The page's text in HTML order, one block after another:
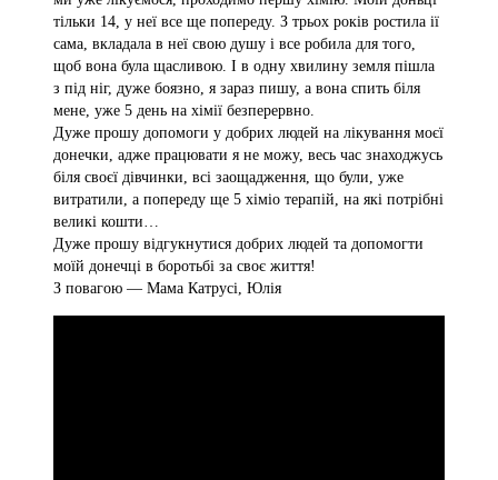
тільки 14, у неї все ще попереду. З трьох років ростила ії
сама, вкладала в неї свою душу і все робила для того,
щоб вона була щасливою. І в одну хвилину земля пішла
з під ніг, дуже боязно, я зараз пишу, а вона спить біля
мене, уже 5 день на хімії безперервно.
Дуже прошу допомоги у добрих людей на лікування моєї
донечки, адже працювати я не можу, весь час знаходжусь
біля своєї дівчинки, всі заощадження, що були, уже
витратили, а попереду ще 5 хіміо терапій, на які потрібні
великі кошти…
Дуже прошу відгукнутися добрих людей та допомогти
моїй донечці в боротьбі за своє життя!
З повагою — Мама Катрусі, Юлія